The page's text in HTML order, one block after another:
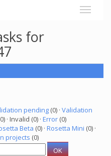
for
pending (0) · Validation
· Invalid (0) · Error (0)
Beta (0) · Rosetta Mini (0) ·
projects (0)